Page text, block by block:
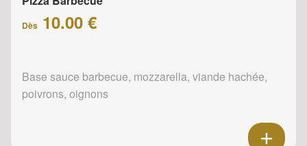
Dès 10.00 €
Base sauce barbecue, mozzarella, viande hachée,
poivrons, oignons